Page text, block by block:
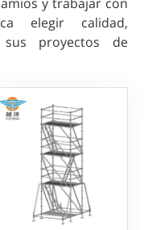
elegir calidad,
proyectos de